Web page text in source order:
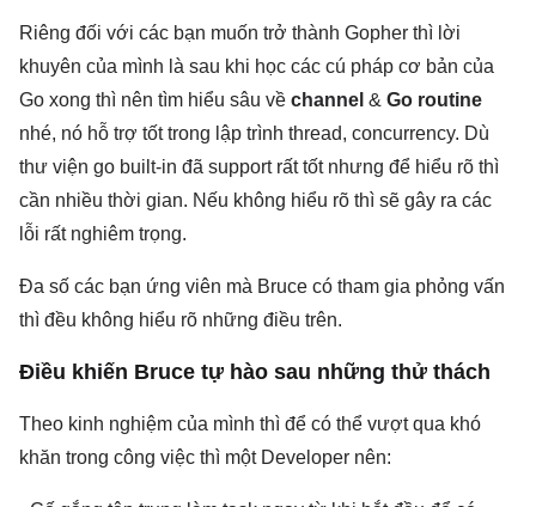
Riêng đối với các bạn muốn trở thành Gopher thì lời
khuyên của mình là sau khi học các cú pháp cơ bản của
Go xong thì nên tìm hiểu sâu về channel & Go routine
nhé, nó hỗ trợ tốt trong lập trình thread, concurrency. Dù
thư viện go built-in đã support rất tốt nhưng để hiểu rõ thì
cần nhiều thời gian. Nếu không hiểu rõ thì sẽ gây ra các
lỗi rất nghiêm trọng.
Đa số các bạn ứng viên mà Bruce có tham gia phỏng vấn
thì đều không hiểu rõ những điều trên.
Điều khiến Bruce tự hào sau những thử thách
Theo kinh nghiệm của mình thì để có thể vượt qua khó
khăn trong công việc thì một Developer nên: